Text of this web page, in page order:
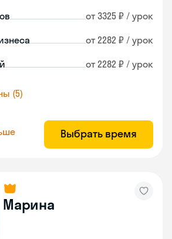
от 3325 ₽ / урок
от 2282 ₽ / урок
от 2282 ₽ / урок
(5)
Выбрать время
Марина